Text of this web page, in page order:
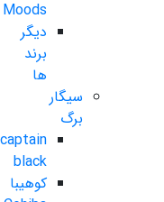
Moods
دیگر
برند
ها
سیگار
برگ
captain
black
کوهیبا